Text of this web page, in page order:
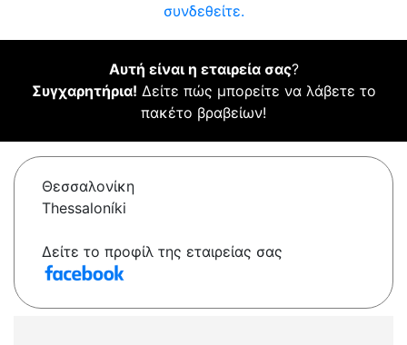
συνδεθείτε.
Αυτή είναι η εταιρεία σας?
Συγχαρητήρια! Δείτε πώς μπορείτε να λάβετε το
πακέτο βραβείων!
Θεσσαλονίκη
Thessaloníki
Δείτε το προφίλ της εταιρείας σας